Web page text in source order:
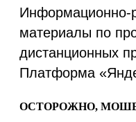
Информационно-
материалы по
дистанционных
Платформа
ОСТОРОЖНО,